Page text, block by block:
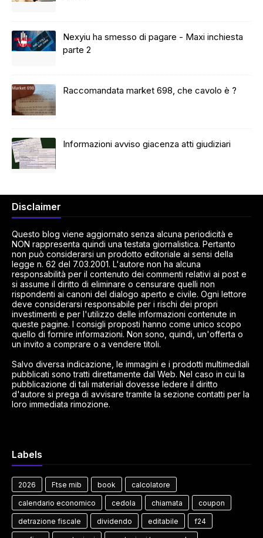
Nexyiu ha smesso di pagare - Maxi inchiesta
parte 2
Raccomandata market 698, che cavolo è ?
Informazioni avviso giacenza atti giudiziari
Disclaimer
Questo blog viene aggiornato senza alcuna periodicità e
NON rappresenta quindi una testata giornalistica. Pertanto
non può considerarsi un prodotto editoriale ai sensi della
legge n. 62 del 7.03.2001. L'autore non ha alcuna
responsabilità per il contenuto dei commenti relativi ai post e
si assume il diritto di eliminare o censurare quelli non
rispondenti ai canoni del dialogo aperto e civile. Ogni lettore
deve considerarsi responsabile per i rischi dei propri
investimenti e per l'utilizzo delle informazioni contenute in
queste pagine. I consigli proposti hanno come unico scopo
quello di fornire informazioni. Non sono, quindi, un'offerta o
un invito a comprare o a vendere titoli.
Salvo diversa indicazione, le immagini e i prodotti multimediali
pubblicati sono tratti direttamente dal Web. Nel caso in cui la
pubblicazione di tali materiali dovesse ledere il diritto
d'autore si prega di avvisare tramite la sezione contatti per la
loro immediata rimozione.
Labels
2026 Ftse mib book calcolatore
calendario economico cedola chiamata coupon
detrazione fiscale dividendo editabile f24